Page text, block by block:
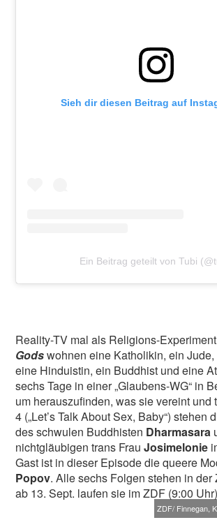
Sieh dir diesen Beitrag auf
Ein Beitrag geteilt von Tubi
Reality-TV mal als Religions-
Godswohnen eine Katholikin, ein
eine Hinduistin, ein Buddhist und eine
sechs Tage in einer „Glaubens-WG“ in
um herauszufinden, was sie vereint und
4 („Let’s Talk About Sex, Baby“) stehen
des schwulen Buddhisten Dharmasara
nichtgläubigen trans FrauJosimelonie
Gast ist in dieser Episode die queere
Popov. Alle sechs Folgen stehen in der
ab 13. Sept. laufen sie im ZDF (9:00
ZDF/ Finnegan,